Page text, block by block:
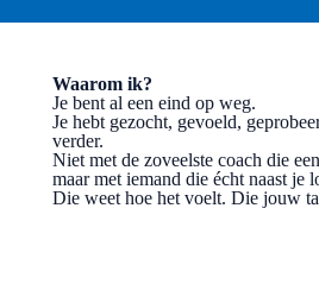
Waarom ik?
Je bent al een eind op weg.
Je hebt gezocht, gevoeld,
verder.
Niet met de zoveelste coach die
maar met iemand die écht naast je
Die weet hoe het voelt. Die jouw